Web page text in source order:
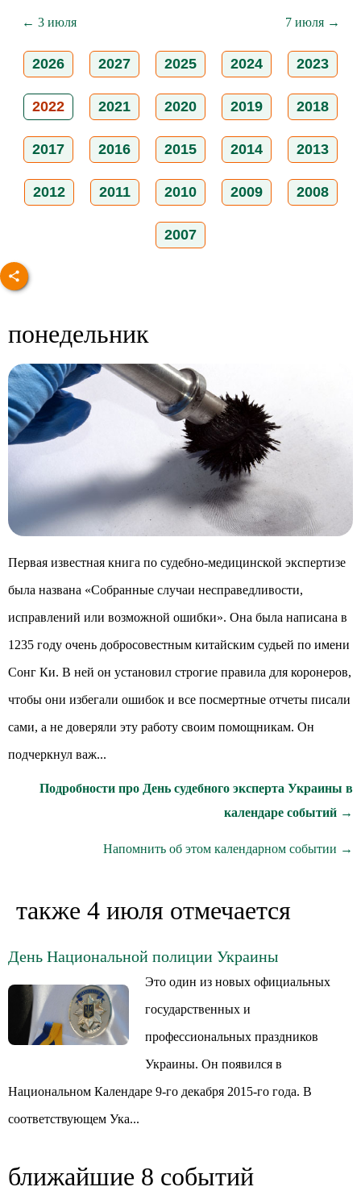
← 3 июля 7 июля →
2026 2027 2025 2024 2023
2022 2021 2020 2019 2018
2017 2016 2015 2014 2013
2012 2011 2010 2009 2008
2007
понедельник
Первая известная книга по судебно-медицинской экспертизе
была названа «Собранные случаи несправедливости,
исправлений или возможной ошибки». Она была написана в
1235 году очень добросовестным китайским судьей по имени
Сонг Ки. В ней он установил строгие правила для коронеров,
чтобы они избегали ошибок и все посмертные отчеты писали
сами, а не доверяли эту работу своим помощникам. Он
подчеркнул важ...
Подробности про День судебного эксперта Украины в
календаре событий →
Напомнить об этом календарном событии →
также 4 июля отмечается
День Национальной полиции Украины
Это один из новых официальных
государственных и
профессиональных праздников
Украины. Он появился в
Национальном Календаре 9-го декабря 2015-го года. В
соответствующем Ука...
ближайшие 8 событий